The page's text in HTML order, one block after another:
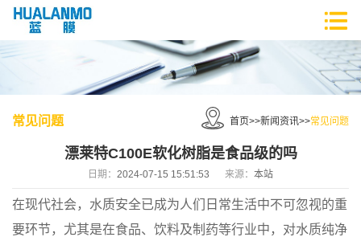
常见问题 首页>>新闻资讯>>常见问题
漂莱特C100E软化树脂是食品级的吗
日期： 2024-07-15 15:51:53 来源： 本站
在现代社会，水质安全已成为人们日常生活中不可忽视的重
要环节，尤其是在食品、饮料及制药等行业中，对水质纯净